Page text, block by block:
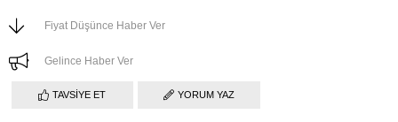
Fiyat Düşünce Haber Ver
Gelince Haber Ver
TAVSIYE ET YORUM YAZ